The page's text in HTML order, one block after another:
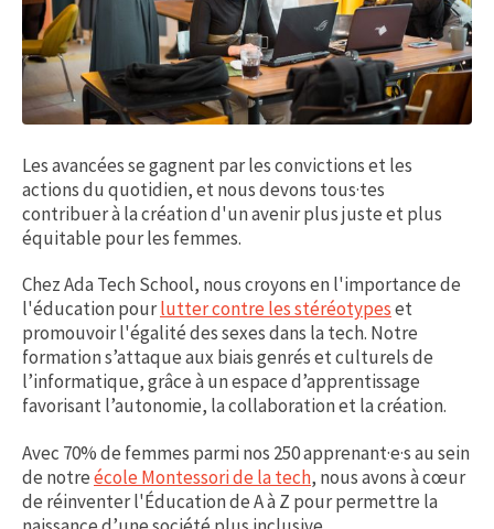
Les avancées se gagnent par les convictions et les
actions du quotidien, et nous devons tous·tes
contribuer à la création d'un avenir plus juste et plus
équitable pour les femmes.
Chez Ada Tech School, nous croyons en l'importance de
l'éducation pourlutter contre les stéréotypeset
promouvoir l'égalité des sexes dans la tech. Notre
formation s’attaque aux biais genrés et culturels de
l’informatique, grâce à un espace d’apprentissage
favorisant l’autonomie, la collaboration et la création.
Avec 70% de femmes parmi nos 250 apprenant·e·s au sein
de notreécole Montessori de la tech, nous avons à cœur
de réinventer l'Éducation de A à Z pour permettre la